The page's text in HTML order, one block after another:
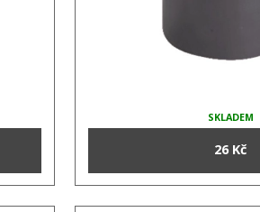
SKLADEM
26 Kč